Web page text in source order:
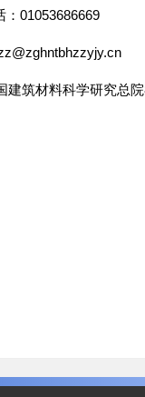
：01053686669
建筑材料科学研究总